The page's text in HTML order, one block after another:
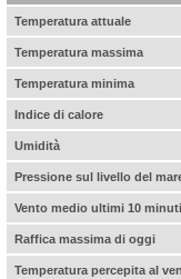
Temperatura attuale
Temperatura massima
Temperatura minima
Indice di calore
Umidità
Pressione sul livello del
Vento medio ultimi 10 minuti
Raffica massima di oggi
Temperatura percepita al